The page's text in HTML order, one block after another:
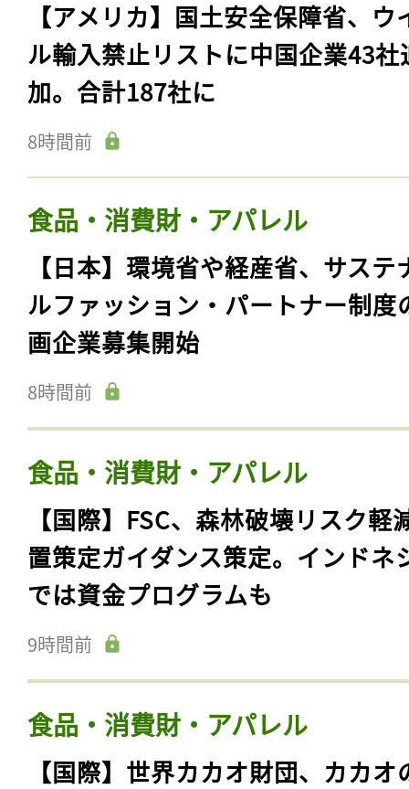
【アメリカ】国土安全保障省、ウ
ル輸入禁止リストに中国企業43社
加。合計187社に
8時間前
食品・消費財・アパレル
【日本】環境省や経産省、サステ
ルファッション・パートナー制度
画企業募集開始
8時間前
食品・消費財・アパレル
【国際】FSC、森林破壊リスク軽
置策定ガイダンス策定。インドネ
では資金プログラムも
9時間前
食品・消費財・アパレル
【国際】世界カカオ財団、カカオ